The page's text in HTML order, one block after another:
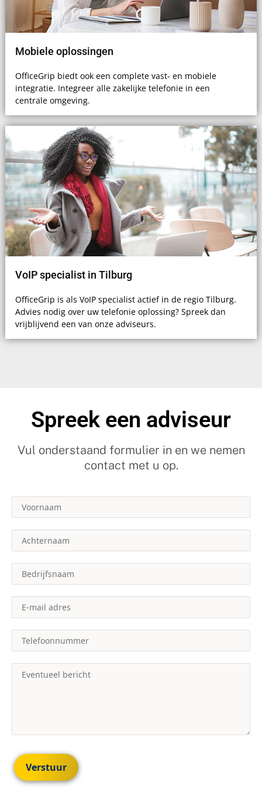
Mobiele oplossingen
OfficeGrip biedt ook een complete vast- en mobiele
integratie. Integreer alle zakelijke telefonie in een
centrale omgeving.
VoIP specialist in Tilburg
OfficeGrip is als VoIP specialist actief in de regio Tilburg.
Advies nodig over uw telefonie oplossing? Spreek dan
vrijblijvend een van onze adviseurs.
Spreek een adviseur
Vul onderstaand formulier in en we nemen
contact met u op.
Verstuur